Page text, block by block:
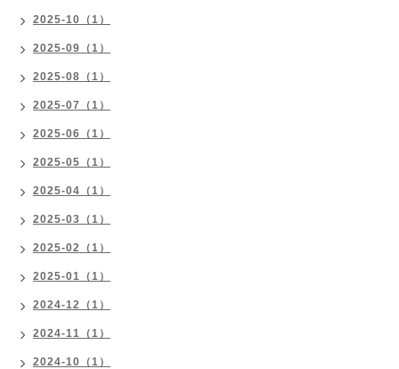
2025-10（1）
2025-09（1）
2025-08（1）
2025-07（1）
2025-06（1）
2025-05（1）
2025-04（1）
2025-03（1）
2025-02（1）
2025-01（1）
2024-12（1）
2024-11（1）
2024-10（1）